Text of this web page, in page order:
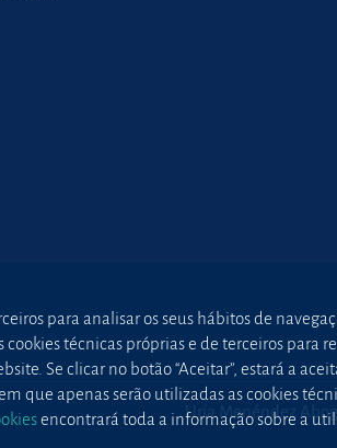
Uría Menéndez
para analisar os seus hábitos de
técnicas próprias e de terceiros para
Se clicar no botão “Aceitar”, estará a
que apenas serão utilizadas as cookies
encontrará toda a informação sobre a